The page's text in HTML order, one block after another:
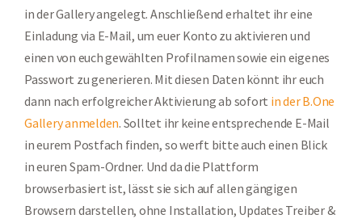
in der Gallery angelegt. Anschließend erhaltet ihr eine
Einladung via E-Mail, um euer Konto zu aktivieren und
einen von euch gewählten Profilnamen sowie ein eigenes
Passwort zu generieren. Mit diesen Daten könnt ihr euch
dann nach erfolgreicher Aktivierung ab sofort in der B.One
Gallery anmelden. Solltet ihr keine entsprechende E-Mail
in eurem Postfach finden, so werft bitte auch einen Blick
in euren Spam-Ordner. Und da die Plattform
browserbasiert ist, lässt sie sich auf allen gängigen
Browsern darstellen, ohne Installation, Updates Treiber &